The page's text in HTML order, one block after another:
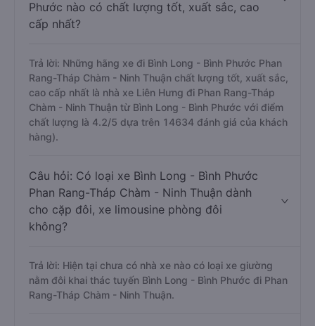
Phước nào có chất lượng tốt, xuất sắc, cao
cấp nhất?
Trả lời: Những hãng xe đi Bình Long - Bình Phước Phan
Rang-Tháp Chàm - Ninh Thuận chất lượng tốt, xuất sắc,
cao cấp nhất là nhà xe Liên Hưng đi Phan Rang-Tháp
Chàm - Ninh Thuận từ Bình Long - Bình Phước với điểm
chất lượng là 4.2/5 dựa trên 14634 đánh giá của khách
hàng).
Câu hỏi: Có loại xe Bình Long - Bình Phước
Phan Rang-Tháp Chàm - Ninh Thuận dành
cho cặp đôi, xe limousine phòng đôi
không?
Trả lời: Hiện tại chưa có nhà xe nào có loại xe giường
nằm đôi khai thác tuyến Bình Long - Bình Phước đi Phan
Rang-Tháp Chàm - Ninh Thuận.